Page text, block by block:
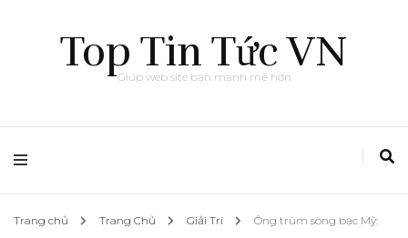
Top Tin Tức VN
Giúp web site bạn mạnh mẽ hơn
Trang chủ Trang Chủ Giải Trí
Ông trùm sòng bạc Mỹ: